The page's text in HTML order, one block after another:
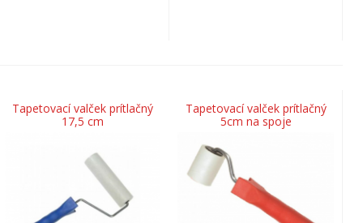
Tapetovací valček prítlačný
17,5 cm
Tapetovací valček prítlačný
5cm na spoje